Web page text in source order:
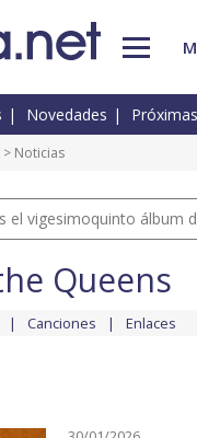
Novedades
> Noticias
el vigesimoquinto álbum
Queens
Canciones Enlaces